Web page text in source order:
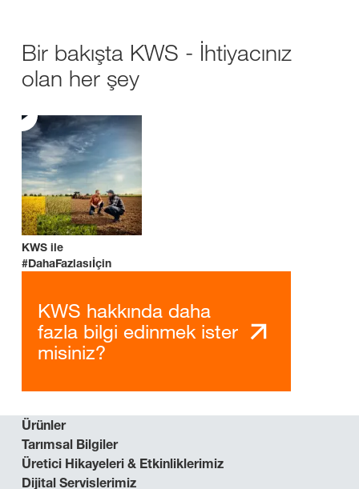
Bir bakışta KWS - İhtiyacınız
olan her şey
KWS ile
#DahaFazlasıİçin
KWS hakkında daha
fazla bilgi edinmek ister
misiniz?
Ürünler
Tarımsal Bilgiler
Üretici Hikayeleri & Etkinliklerimiz
Dijital Servislerimiz